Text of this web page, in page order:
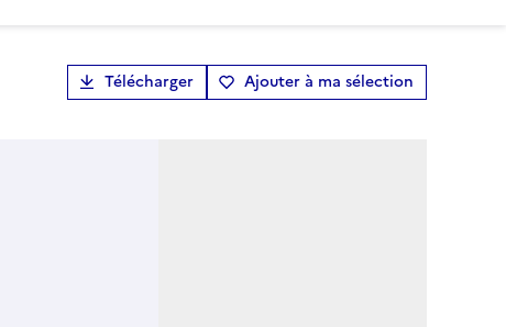
Télécharger Ajouter à ma sélection